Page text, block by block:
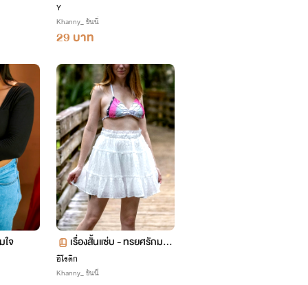
Y
Khanny_ ขันนี่
29 บาท
ใจ
เรื่องสั้นแซ่บ - ทรยศรักมาเ
ฟีย
อีโรติก
Khanny_ ขันนี่